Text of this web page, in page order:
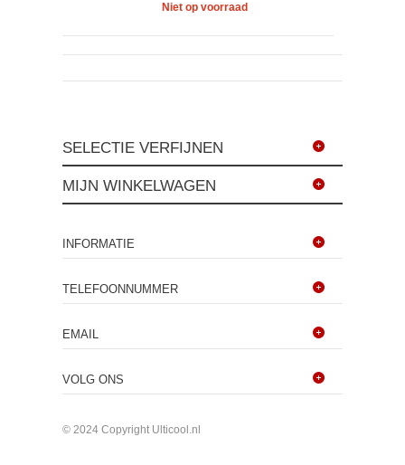
Niet op voorraad
SELECTIE VERFIJNEN
MIJN WINKELWAGEN
INFORMATIE
TELEFOONNUMMER
EMAIL
VOLG ONS
© 2024 Copyright Ulticool.nl